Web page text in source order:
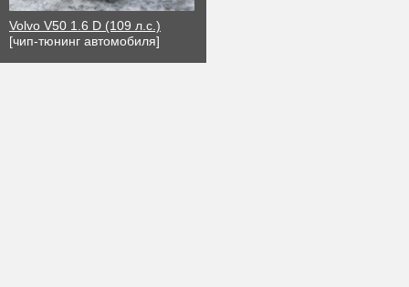
Volvo V50 1.6 D (109 л.с.)
[чип-тюнинг автомобиля]